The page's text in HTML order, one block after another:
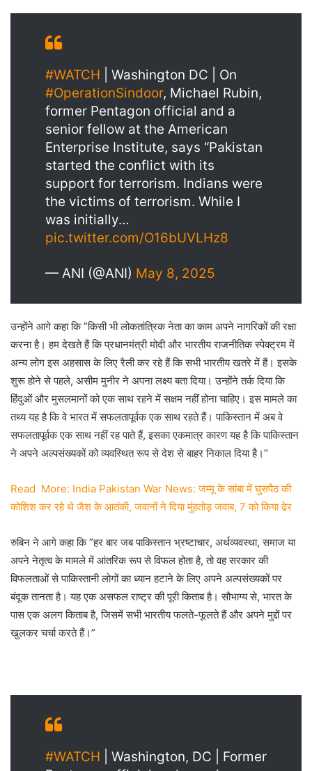
#WATCH | Washington DC | On
#OperationSindoor, Michael Rubin,
former Pentagon official and a
senior fellow at the American
Enterprise Institute, says “Pakistan
started the conflict with its
support for terrorism. Indians were
the victims of terrorism. While I
was initially…
pic.twitter.com/O16bUVLHz8
— ANI (@ANI) May 8, 2025
उन्होंने आगे कहा कि ”किसी भी लोकतांत्रिक नेता का काम अपने नागरिकों की रक्षा
करना है। हम देखते हैं कि प्रधानमंत्री मोदी और भारतीय राजनीतिक स्पेक्ट्रम में
अन्य लोग इस अहसास के लिए रैली कर रहे हैं कि सभी भारतीय खतरे में हैं। इसके
शुरू होने से पहले, असीम मुनीर ने अपना लक्ष्य बता दिया। उन्होंने तर्क दिया कि
हिंदुओं और मुसलमानों को एक साथ रहने में सक्षम नहीं होना चाहिए। इस मामले का
तथ्य यह है कि वे भारत में सफलतापूर्वक एक साथ रहते हैं। पाकिस्तान में अब वे
सफलतापूर्वक एक साथ नहीं रह पाते हैं, इसका एकमात्र कारण यह है कि पाकिस्तान
ने अपने अल्पसंख्यकों को व्यवस्थित रूप से देश से बाहर निकाल दिया है।”
Read More: India Pakistan War News: जम्मू के सांबा में घुसपैठ की
कोशिश कर रहे थे जैश के आतंकी, जवानों ने दिया मुंहतोड़ जवाब, 7 को किया ढेर
रुबिन ने आगे कहा कि ”हर बार जब पाकिस्तान भ्रष्टाचार, अर्थव्यवस्था, समाज या
अपने नेतृत्व के मामले में आंतरिक रूप से विफल होता है, तो वह सरकार की
विफलताओं से पाकिस्तानी लोगों का ध्यान हटाने के लिए अपने अल्पसंख्यकों पर
बंदूक तानता है। यह एक असफल राष्ट्र की पूरी किताब है। सौभाग्य से, भारत के
पास एक अलग किताब है, जिसमें सभी भारतीय फलते-फूलते हैं और अपने मुद्दों पर
खुलकर चर्चा करते हैं।”
#WATCH | Washington, DC | Former